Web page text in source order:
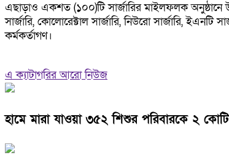
এছাড়াও একশত (১০০)টি সার্জারির মাইলফলক অনুষ্ঠানে
সার্জারি, কোলোরেক্টাল সার্জারি, নিউরো সার্জারি,
কর্মকর্তাগণ।
এ ক্যাটাগরির আরো নিউজ
হামে মারা যাওয়া ৩৫২ শিশুর পরিবারকে ২